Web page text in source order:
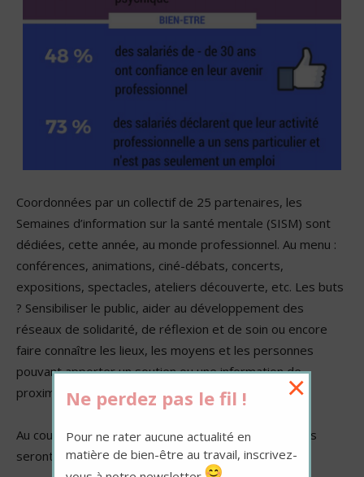
Coordonnées par un collectif de 25 partenaires, les
Semaines d’information sur la santé mentale (SISM) sont
dédiées, cette année, au monde professionnel. Au menu :
conférences, animations, ciné-débats, concerts,
expositions, spectacles, ateliers découverte, etc. Les buts
? Sensibiliser le public, aider au développement des
réseaux de solidarité, de réflexion et de soin ou encore
faire connaître les lieux, les moyens et les personnes
pouvant apporter un soutien ou une information de
proximité.
Au cours de ces 28ème SISM, les questions suivantes
seront abordées :
Ne perdez pas le fil !
Pour ne rater aucune actualité en
matière de bien-être au travail, inscrivez-
×